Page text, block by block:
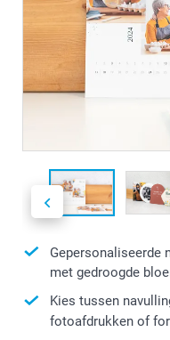
Gepersonaliseerde
met gedroogde
Kies tussen
fotoafdrukken of